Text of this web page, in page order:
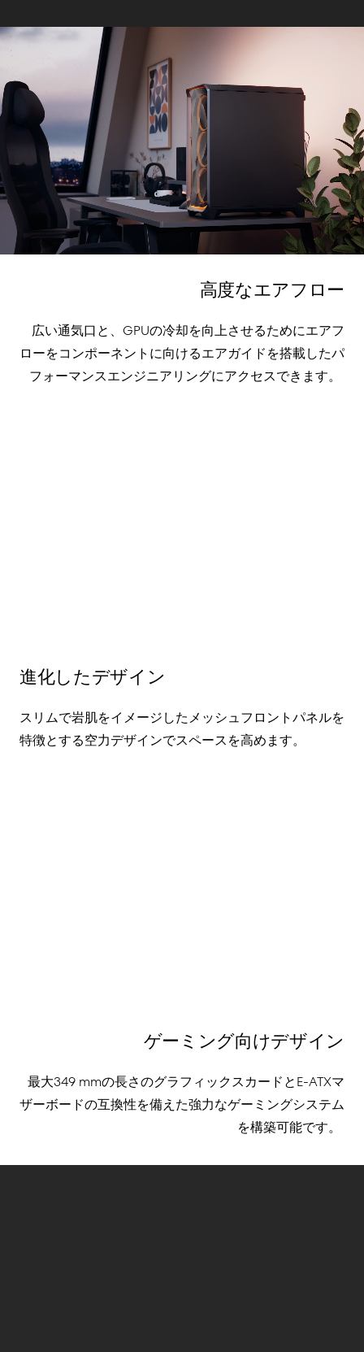
高度なエアフロー
広い通気口と、 GPUの冷却を向上させるためにエアフ
ローをコンポーネントに向けるエアガイドを搭載したパ
フォーマンスエンジニアリングにアクセスできます。
進化したデザイン
スリムで岩肌をイメージしたメッシュフロントパネルを
特徴とする空力デザインでスペースを高めます。
ゲーミング向けデザイン
最大349 mmの長さのグラフィックスカードとE-ATXマ
ザーボードの互換性を備えた強力なゲーミングシステム
を構築可能です。